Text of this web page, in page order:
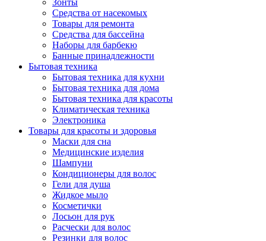
Зонты
Средства от насекомых
Товары для ремонта
Средства для бассейна
Наборы для барбекю
Банные принадлежности
Бытовая техника
Бытовая техника для кухни
Бытовая техника для дома
Бытовая техника для красоты
Климатическая техника
Электроника
Товары для красоты и здоровья
Маски для сна
Медицинские изделия
Шампуни
Кондиционеры для волос
Гели для душа
Жидкое мыло
Косметички
Лосьон для рук
Расчески для волос
Резинки для волос